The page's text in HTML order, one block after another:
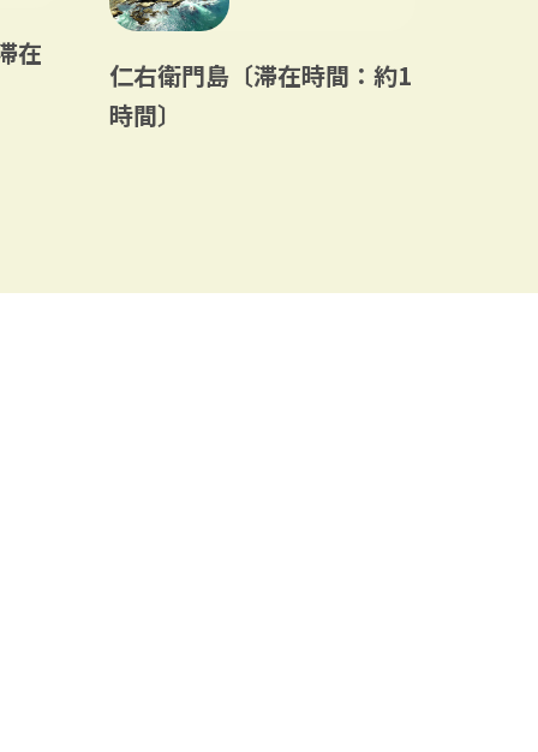
在
仁右衛門島〔滞在時間：約1
時間〕